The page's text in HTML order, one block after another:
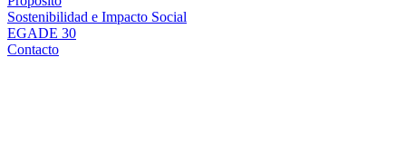
Sostenibilidad e Impacto Social
EGADE 30
Contacto